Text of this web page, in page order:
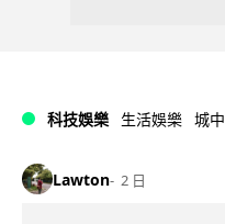
科技娛樂 生活娛樂 城
Lawton 2 日